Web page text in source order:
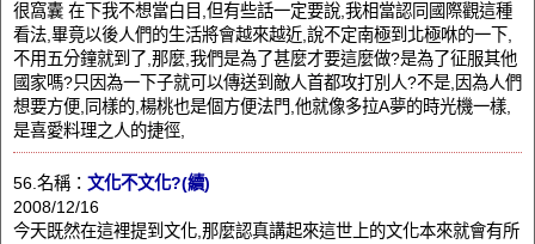
很窩囊 在下我不想當白目,但有些話一定要說,我相當認同國際觀這種
看法,畢竟以後人們的生活將會越來越近,說不定南極到北極咻的一下,
不用五分鐘就到了,那麼,我們是為了甚麼才要這麼做?是為了征服其他
國家嗎?只因為一下子就可以傳送到敵人首都攻打別人?不是,因為人們
想要方便,同樣的,楊桃也是個方便法門,他就像多拉A夢的時光機一樣,
是喜愛料理之人的捷徑,
56.名稱： 文化不文化?(續)
2008/12/16
今天既然在這裡提到文化,那麼認真講起來這世上的文化本來就會有所